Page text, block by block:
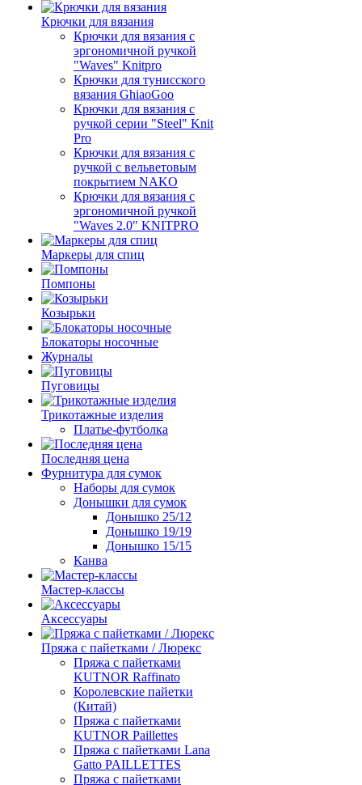
Крючки для вязания
Крючки для вязания с
эргономичной ручкой
"Waves" Knitpro
Крючки для тунисского
вязания GhiaoGoo
Крючки для вязания с
ручкой серии "Steel" Knit
Pro
Крючки для вязания с
ручкой с вельветовым
покрытием NAKO
Крючки для вязания с
эргономичной ручкой
"Waves 2.0" KNITPRO
Маркеры для спиц
Помпоны
Козырьки
Блокаторы носочные
Журналы
Пуговицы
Трикотажные изделия
Платье-футболка
Последняя цена
Фурнитура для сумок
Наборы для сумок
Донышки для сумок
Донышко 25/12
Донышко 19/19
Донышко 15/15
Канва
Мастер-классы
Аксессуары
Пряжа с пайетками / Люрекс
Пряжа с пайетками
KUTNOR Raffinato
Королевские пайетки
(Китай)
Пряжа с пайетками
KUTNOR Paillettes
Пряжа с пайетками Lana
Gatto PAILLETTES
Пряжа с пайетками